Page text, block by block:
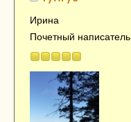
Ирина
Почетный написатель